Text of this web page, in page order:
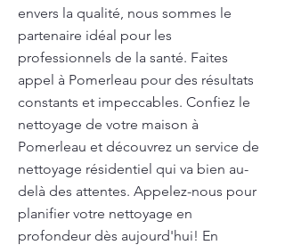
envers la qualité, nous sommes le
partenaire idéal pour les
professionnels de la santé. Faites
appel à Pomerleau pour des résultats
constants et impeccables. Confiez le
nettoyage de votre maison à
Pomerleau et découvrez un service de
nettoyage résidentiel qui va bien au-
delà des attentes. Appelez-nous pour
planifier votre nettoyage en
profondeur dès aujourd'hui! En